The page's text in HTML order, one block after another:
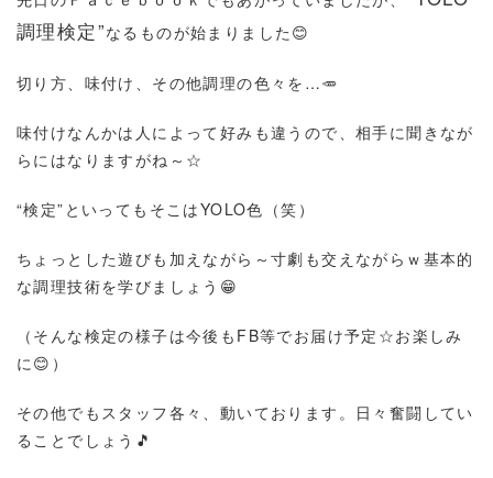
調理検定”なるものが始まりました😊
切り方、味付け、その他調理の色々を…🥕
味付けなんかは人によって好みも違うので、相手に聞きなが
らにはなりますがね～☆
“検定”といってもそこはYOLO色（笑）
ちょっとした遊びも加えながら～寸劇も交えながらｗ基本的
な調理技術を学びましょう😁
（そんな検定の様子は今後もFB等でお届け予定☆お楽しみ
に😊）
その他でもスタッフ各々、動いております。日々奮闘してい
ることでしょう🎵